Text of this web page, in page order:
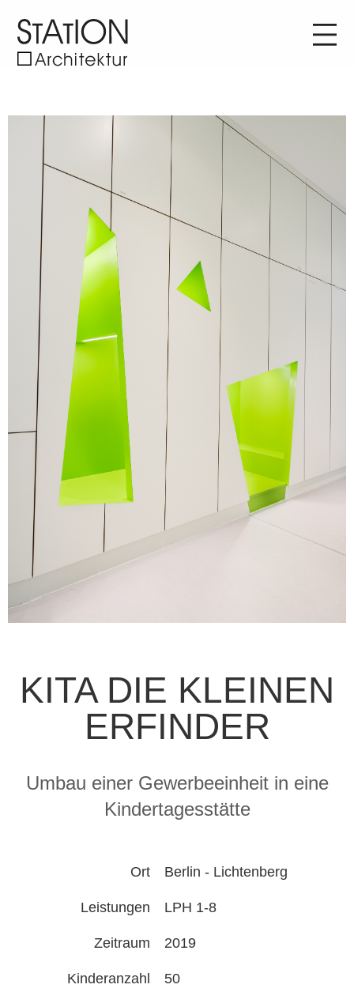
KITA DIE KLEINEN
ERFINDER
Umbau einer Gewerbeeinheit in eine
Kindertagesstätte
Ort Berlin - Lichtenberg
Leistungen LPH 1-8
Zeitraum 2019
Kinderanzahl 50